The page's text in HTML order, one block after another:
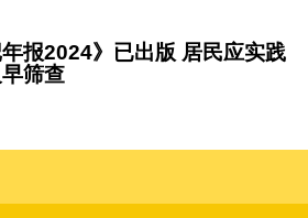
年报2024》已出版 居民应实践
筛查